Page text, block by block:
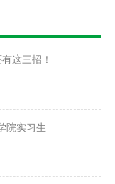
这三招！
院实习生